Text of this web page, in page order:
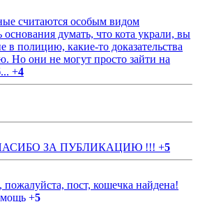
считаются особым видом
основания думать, что кота украли, вы
в полицию, какие-то доказательства
Но они не могут просто зайти на
+4
ЗА ПУБЛИКАЦИЮ !!! +5
пожалуйста, пост, кошечка найдена!
+5